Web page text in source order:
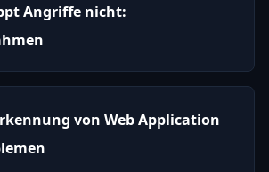
Angriffe nicht:
von Web Application